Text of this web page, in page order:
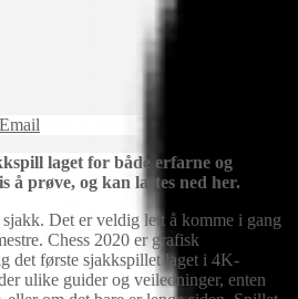
Email
laget for både erfarne og
å prøve, og kan lastes ned her.
Det er veldig lett å komme i gang
Chess 2020 er grafisk
det første sjakkspillet laget i 4K-
ulike guider og veiledninger, enten